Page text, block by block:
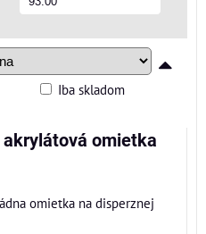
Iba skladom
akrylátová omietka
omietka na disperznej